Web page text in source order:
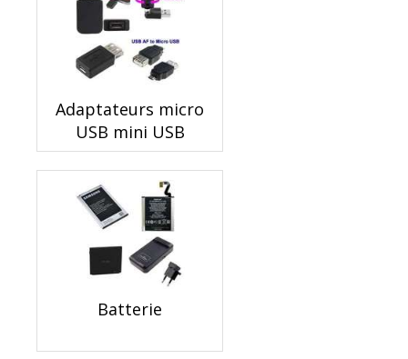
Adaptateurs micro
USB mini USB
Batterie